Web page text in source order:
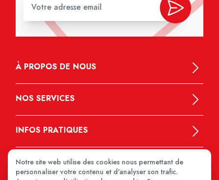
À PROPOS DE NOUS
NOS SERVICES
INFOS PRATIQUES
Notre site web utilise des cookies nous permettant de
personnaliser votre contenu et d'analyser son trafic.